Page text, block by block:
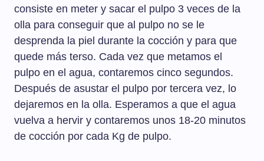
consiste en meter y sacar el pulpo 3 veces de la
olla para conseguir que al pulpo no se le
desprenda la piel durante la cocción y para que
quede más terso. Cada vez que metamos el
pulpo en el agua, contaremos cinco segundos.
Después de asustar el pulpo por tercera vez, lo
dejaremos en la olla. Esperamos a que el agua
vuelva a hervir y contaremos unos 18-20 minutos
de cocción por cada Kg de pulpo.